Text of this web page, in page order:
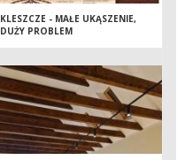
KLESZCZE - MAŁE UKĄSZENIE,
DUŻY PROBLEM